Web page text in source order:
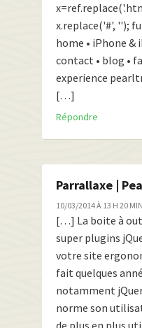
x.replace('#', '');
home • iPhone &
contact • blog •
experience
[…]
Répondre
Parrallaxe |
10/03/2014 À 13 H 20 MIN
[…] La boite à
super plugins
votre site
fait quelques
notamment
norme son